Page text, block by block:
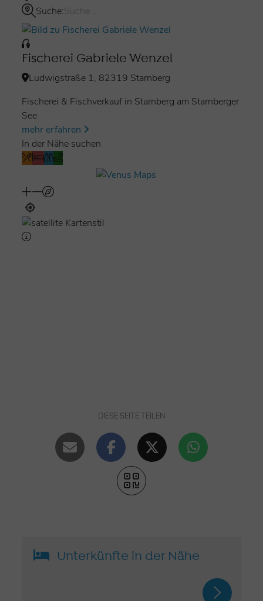
Suche:
Fischerei Gabriele Wenzel
Ludwigstraße 1, 82319 Starnberg
Fischerei & Fischverkauf in Starnberg am Starnberger
See
mehr erfahren
In der Nähe suchen
DIESE SEITE TEILEN
Unterkünfte in der Nähe